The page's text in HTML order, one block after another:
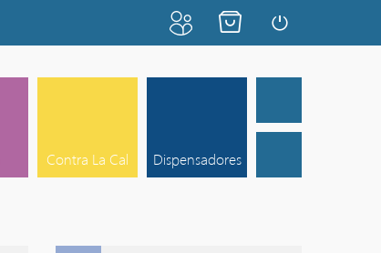
Contra La Cal Dispensadores